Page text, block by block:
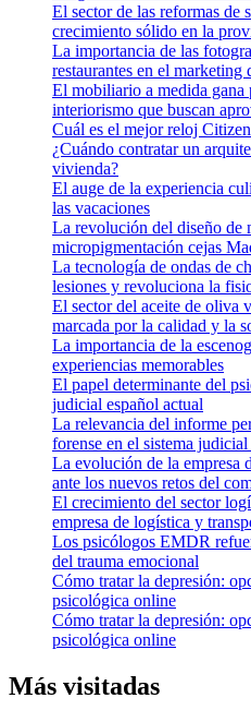
El sector de las reformas de
crecimiento sólido en la
La importancia de las
restaurantes en el marketing
El mobiliario a medida gana
interiorismo que buscan
Cuál es el mejor reloj
¿Cuándo contratar un
vivienda?
El auge de la experiencia
las vacaciones
La revolución del diseño de
micropigmentación cejas
La tecnología de ondas de
lesiones y revoluciona la
El sector del aceite de oliva
marcada por la calidad y la
La importancia de la
experiencias memorables
El papel determinante del
judicial español actual
La relevancia del informe
forense en el sistema judicial
La evolución de la empresa
ante los nuevos retos del
El crecimiento del sector
empresa de logística y
Los psicólogos EMDR
del trauma emocional
Cómo tratar la depresión:
psicológica online
Cómo tratar la depresión:
psicológica online
Más visitadas